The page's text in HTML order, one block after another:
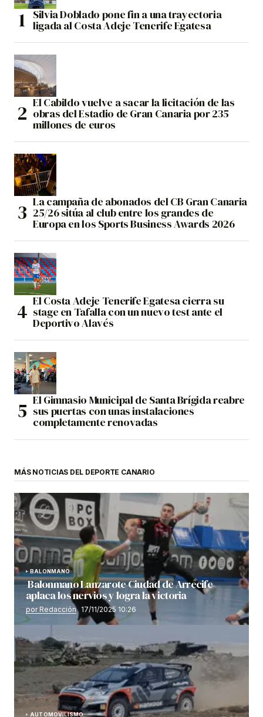
Silvia Doblado pone fin a una trayectoria
ligada al Costa Adeje Tenerife Egatesa
El Cabildo vuelve a sacar la licitación de las
obras del Estadio de Gran Canaria por 235
millones de euros
La campaña de abonados del CB Gran Canaria
25/26 sitúa al club entre los grandes de
Europa en los Sports Business Awards 2026
El Costa Adeje Tenerife Egatesa cierra su
stage en Tafalla con un nuevo test ante el
Deportivo Alavés
El Gimnasio Municipal de Santa Brígida reabre
sus puertas con unas instalaciones
completamente renovadas
MÁS NOTICIAS DEL DEPORTE CANARIO
BALONMANO
Balonmano Lanzarote Ciudad de Arrecife
aplaca los nervios y logra la victoria
por Redacción 17/11/2025 10:26
AUTOMOVILISMO